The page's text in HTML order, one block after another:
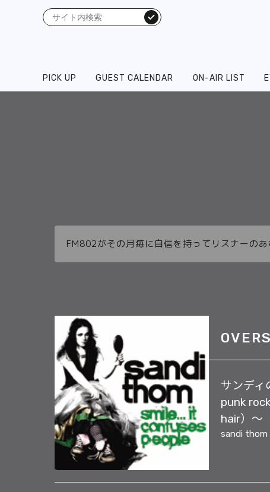
検索
PICK UP GUEST CALENDAR ON-AIR LIST
FM802がその月毎に自信を持ってリスナーの
サンディ
punk
hair）〜
sandi thom